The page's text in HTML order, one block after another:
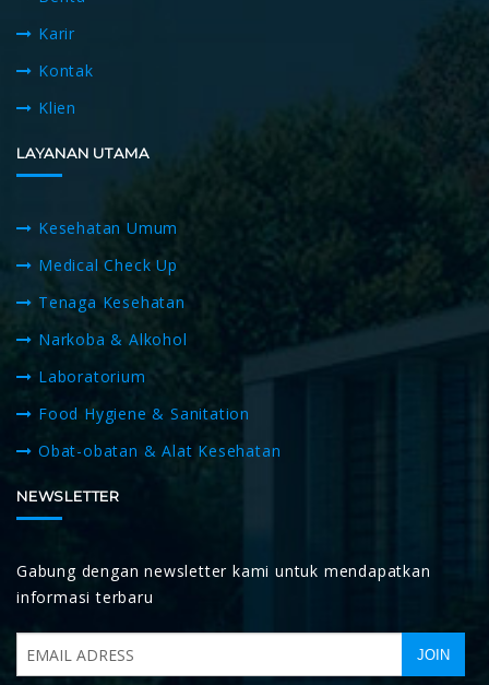
Karir
Kontak
Klien
LAYANAN UTAMA
Kesehatan Umum
Medical Check Up
Tenaga Kesehatan
Narkoba & Alkohol
Laboratorium
Food Hygiene & Sanitation
Obat-obatan & Alat Kesehatan
NEWSLETTER
Gabung dengan newsletter kami untuk mendapatkan
informasi terbaru